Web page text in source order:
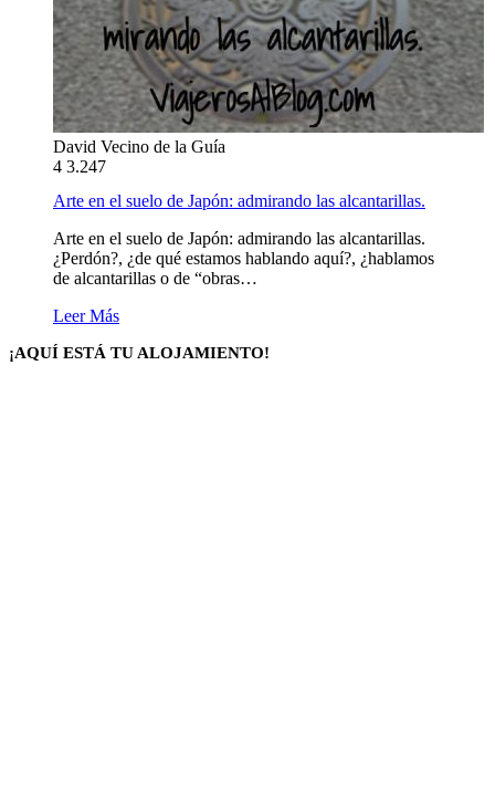
David Vecino de la Guía
4 3.247
Arte en el suelo de Japón: admirando las alcantarillas.
Arte en el suelo de Japón: admirando las alcantarillas.
¿Perdón?, ¿de qué estamos hablando aquí?, ¿hablamos
de alcantarillas o de “obras…
Leer Más
¡AQUÍ ESTÁ TU ALOJAMIENTO!